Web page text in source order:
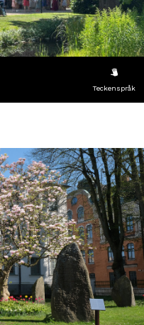
Teckenspråk